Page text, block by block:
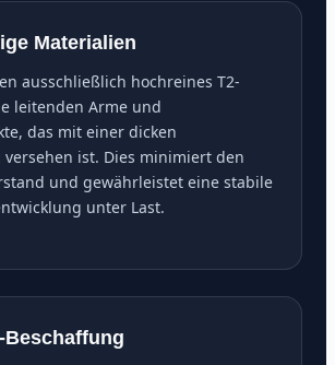
Materialien
ausschließlich hochreines T2-
leitenden Arme und
das mit einer dicken
ist. Dies minimiert den
und gewährleistet eine stabile
unter Last.
Beschaffung